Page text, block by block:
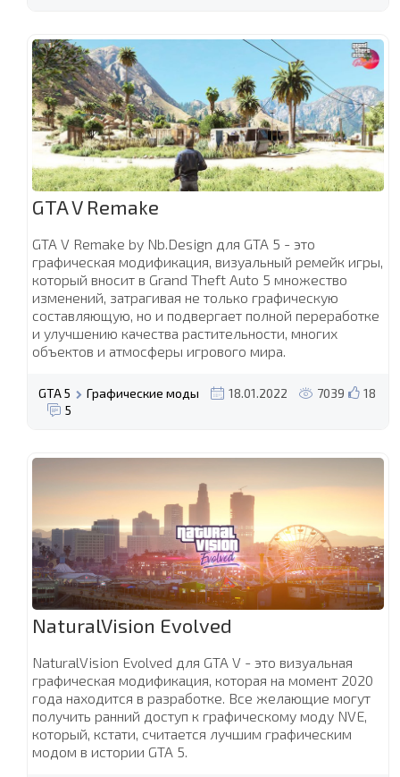
GTA V Remake
GTA V Remake by Nb.Design для GTA 5 - это
графическая модификация, визуальный ремейк игры,
который вносит в Grand Theft Auto 5 множество
изменений, затрагивая не только графическую
составляющую, но и подвергает полной переработке
и улучшению качества растительности, многих
объектов и атмосферы игрового мира.
18
GTA 5 Графические моды 18.01.2022
7039
5
NaturalVision Evolved
NaturalVision Evolved для GTA V - это визуальная
графическая модификация, которая на момент 2020
года находится в разработке. Все желающие могут
получить ранний доступ к графическому моду NVE,
который, кстати, считается лучшим графическим
модом в истории GTA 5.